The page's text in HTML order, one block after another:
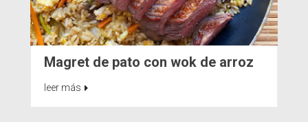
Magret de pato con wok de arroz
leer más